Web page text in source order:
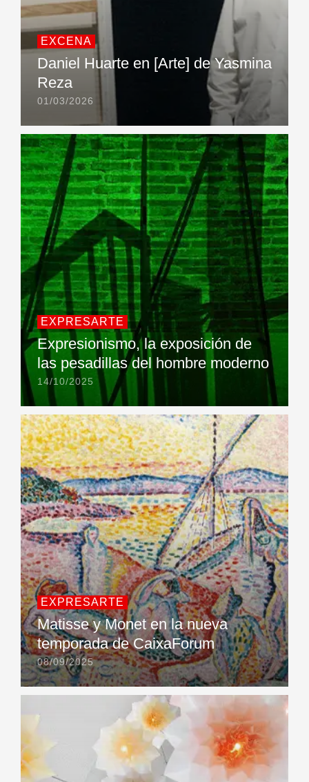
EXCENA
Daniel Huarte en [Arte] de Yasmina
Reza
01/03/2026
EXPRESARTE
Expresionismo, la exposición de
las pesadillas del hombre moderno
14/10/2025
EXPRESARTE
Matisse y Monet en la nueva
temporada de CaixaForum
08/09/2025